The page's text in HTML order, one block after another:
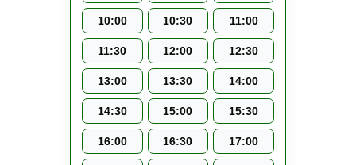
10:00 10:30 11:00
11:30 12:00 12:30
13:00 13:30 14:00
14:30 15:00 15:30
16:00 16:30 17:00